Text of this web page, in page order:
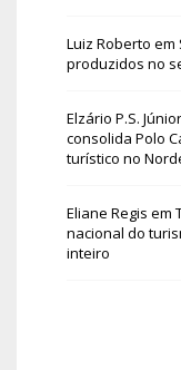
Luiz Roberto em
produzidos no
Elzário P.S. Júnior
consolida Polo
turístico no
Eliane Regis em
nacional do
inteiro